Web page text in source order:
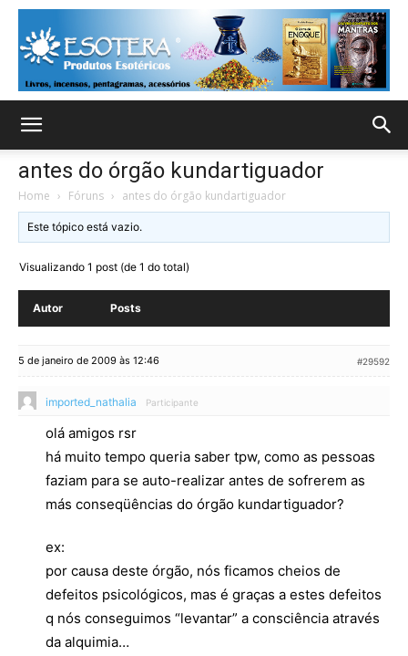
antes do órgão kundartiguador
Home › Fóruns › antes do órgão kundartiguador
Este tópico está vazio.
Visualizando 1 post (de 1 do total)
Autor Posts
5 de janeiro de 2009 às 12:46 #29592
imported_nathalia Participante
olá amigos rsr
há muito tempo queria saber tpw, como as pessoas
faziam para se auto-realizar antes de sofrerem as
más conseqüências do órgão kundartiguador?
ex:
por causa deste órgão, nós ficamos cheios de
defeitos psicológicos, mas é graças a estes defeitos
q nós conseguimos “levantar” a consciência através
da alquimia…